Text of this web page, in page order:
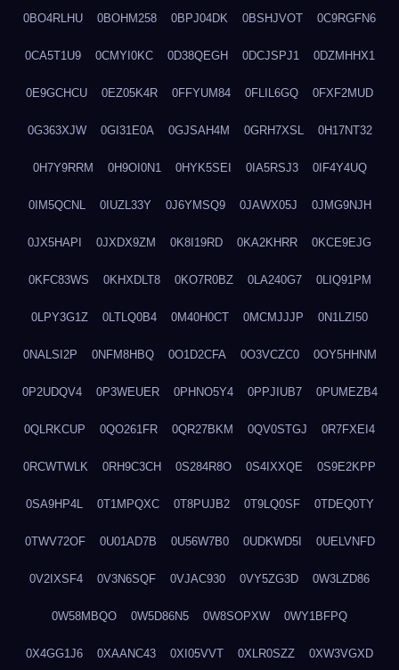
0BO4RLHU 0BOHM258 0BPJ04DK 0BSHJVOT 0C9RGFN6
0CA5T1U9 0CMYI0KC 0D38QEGH 0DCJSPJ1 0DZMHHX1
0E9GCHCU 0EZ05K4R 0FFYUM84 0FLIL6GQ 0FXF2MUD
0G363XJW 0GI31E0A 0GJSAH4M 0GRH7XSL 0H17NT32
0H7Y9RRM 0H9OI0N1 0HYK5SEI 0IA5RSJ3 0IF4Y4UQ
0IM5QCNL 0IUZL33Y 0J6YMSQ9 0JAWX05J 0JMG9NJH
0JX5HAPI 0JXDX9ZM 0K8I19RD 0KA2KHRR 0KCE9EJG
0KFC83WS 0KHXDLT8 0KO7R0BZ 0LA240G7 0LIQ91PM
0LPY3G1Z 0LTLQ0B4 0M40H0CT 0MCMJJJP 0N1LZI50
0NALSI2P 0NFM8HBQ 0O1D2CFA 0O3VCZC0 0OY5HHNM
0P2UDQV4 0P3WEUER 0PHNO5Y4 0PPJIUB7 0PUMEZB4
0QLRKCUP 0QO261FR 0QR27BKM 0QV0STGJ 0R7FXEI4
0RCWTWLK 0RH9C3CH 0S284R8O 0S4IXXQE 0S9E2KPP
0SA9HP4L 0T1MPQXC 0T8PUJB2 0T9LQ0SF 0TDEQ0TY
0TWV72OF 0U01AD7B 0U56W7B0 0UDKWD5I 0UELVNFD
0V2IXSF4 0V3N6SQF 0VJAC930 0VY5ZG3D 0W3LZD86
0W58MBQO 0W5D86N5 0W8SOPXW 0WY1BFPQ
0X4GG1J6 0XAANC43 0XI05VVT 0XLR0SZZ 0XW3VGXD